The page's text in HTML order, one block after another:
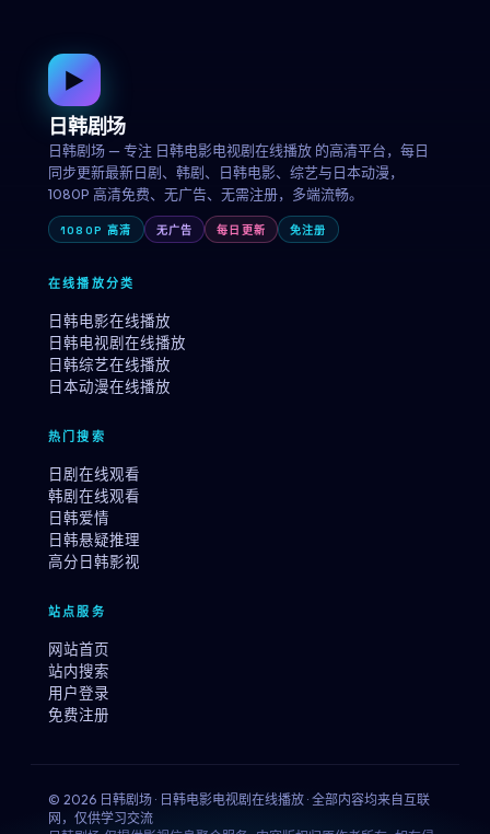
▶
日韩剧场
日韩剧场 — 专注 日韩电影电视剧在线播放 的高清平台，每日
同步更新最新日剧、韩剧、日韩电影、综艺与日本动漫，
1080P 高清免费、无广告、无需注册，多端流畅。
1080P 高清 无广告 每日更新 免注册
在线播放分类
日韩电影在线播放
日韩电视剧在线播放
日韩综艺在线播放
日本动漫在线播放
热门搜索
日剧在线观看
韩剧在线观看
日韩爱情
日韩悬疑推理
高分日韩影视
站点服务
网站首页
站内搜索
用户登录
免费注册
© 2026 日韩剧场 · 日韩电影电视剧在线播放 · 全部内容均来自互联
网，仅供学习交流